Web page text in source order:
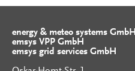
energy & meteo systems GmbH
emsys VPP GmbH
emsys grid services GmbH